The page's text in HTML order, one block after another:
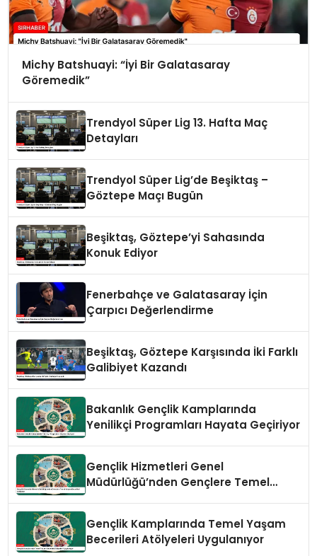
Michy Batshuayi: “İyi Bir Galatasaray
Göremedik”
Trendyol Süper Lig 13. Hafta Maç
Detayları
Trendyol Süper Lig’de Beşiktaş –
Göztepe Maçı Bugün
Beşiktaş, Göztepe’yi Sahasında
Konuk Ediyor
Fenerbahçe ve Galatasaray İçin
Çarpıcı Değerlendirme
Beşiktaş, Göztepe Karşısında İki Farklı
Galibiyet Kazandı
Bakanlık Gençlik Kamplarında
Yenilikçi Programları Hayata Geçiriyor
Gençlik Hizmetleri Genel
Müdürlüğü’nden Gençlere Temel
Gençlik Kamplarında Temel Yaşam
Becerileri Atölyeleri Uygulanıyor